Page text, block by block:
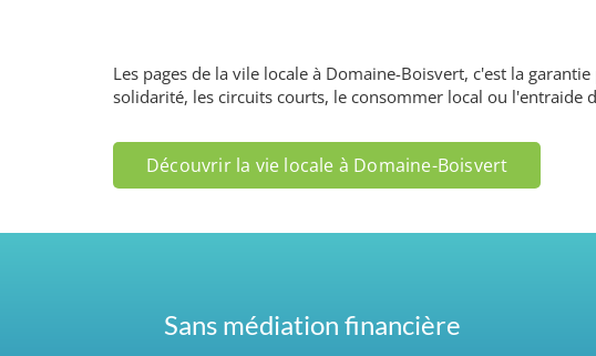
Les pages de la vile locale à Domaine-Boisvert, c'est la
solidarité, les circuits courts, le consommer local ou
Découvrir la vie locale à Domaine-Boisvert
Sans médiation financière